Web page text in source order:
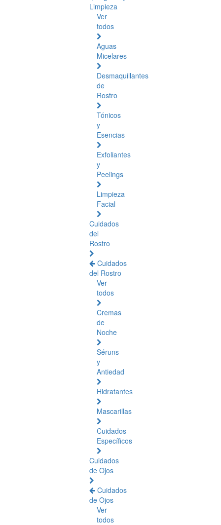
Limpieza
Ver
todos
Aguas
Micelares
Desmaquillantes
de
Rostro
Tónicos
y
Esencias
Exfoliantes
y
Peelings
Limpieza
Facial
Cuidados
del
Rostro
Cuidados
del Rostro
Ver
todos
Cremas
de
Noche
Séruns
y
Antiedad
Hidratantes
Mascarillas
Cuidados
Específicos
Cuidados
de Ojos
Cuidados
de Ojos
Ver
todos